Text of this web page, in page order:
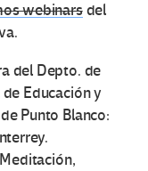
webinarsdel
del Depto. de
Educación y
Punto Blanco: